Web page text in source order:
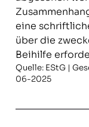
eine
über die
Beihilfe
Quelle: EStG |
06-2025